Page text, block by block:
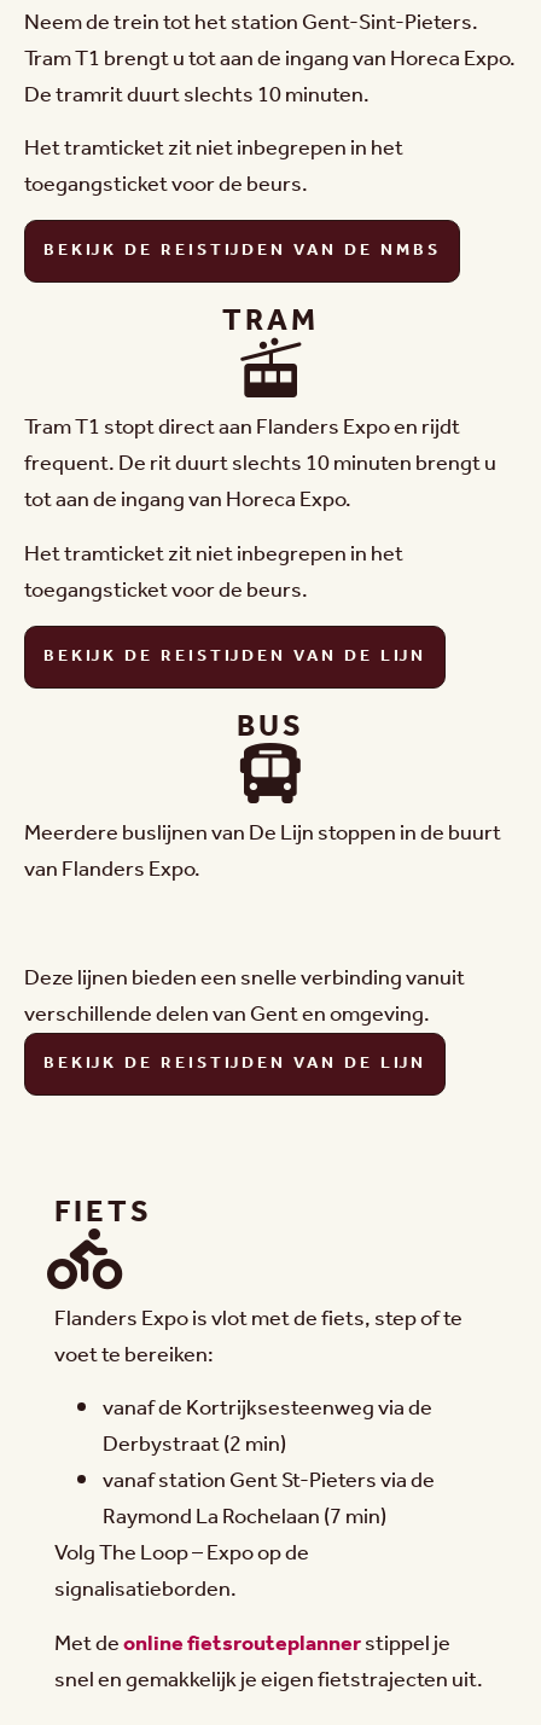
Neem de trein tot het station Gent-Sint-Pieters.
Tram T1 brengt u tot aan de ingang van Horeca Expo.
De tramrit duurt slechts 10 minuten.
Het tramticket zit niet inbegrepen in het
toegangsticket voor de beurs.
BEKIJK DE REISTIJDEN VAN DE NMBS
TRAM
Tram T1 stopt direct aan Flanders Expo en rijdt
frequent. De rit duurt slechts 10 minuten brengt u
tot aan de ingang van Horeca Expo.
Het tramticket zit niet inbegrepen in het
toegangsticket voor de beurs.
BEKIJK DE REISTIJDEN VAN DE LIJN
BUS
Meerdere buslijnen van De Lijn stoppen in de buurt
van Flanders Expo.
Deze lijnen bieden een snelle verbinding vanuit
verschillende delen van Gent en omgeving.
BEKIJK DE REISTIJDEN VAN DE LIJN
FIETS
Flanders Expo is vlot met de fiets, step of te
voet te bereiken:
vanaf de Kortrijksesteenweg via de
Derbystraat (2 min)
vanaf station Gent St-Pieters via de
Raymond La Rochelaan (7 min)
Volg The Loop – Expo op de
signalisatieborden.
Met deonline fietsrouteplannerstippel je
snel en gemakkelijk je eigen fietstrajecten uit.